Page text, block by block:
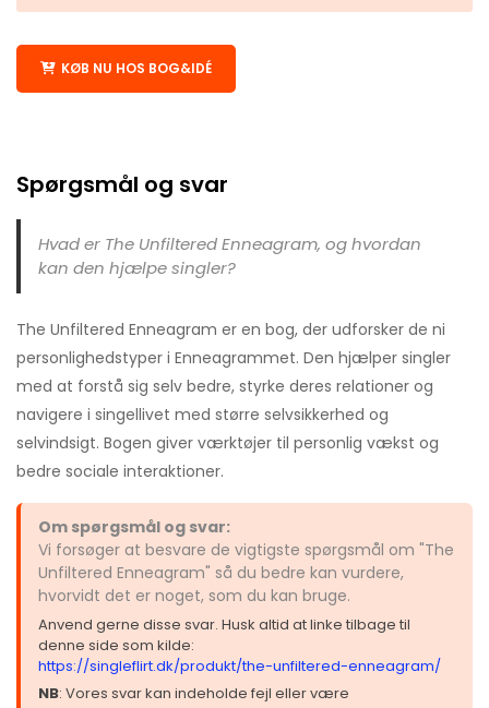
KØB NU HOS BOG&IDÉ
Spørgsmål og svar
Hvad er The Unfiltered Enneagram, og hvordan
kan den hjælpe singler?
The Unfiltered Enneagram er en bog, der udforsker de ni
personlighedstyper i Enneagrammet. Den hjælper singler
med at forstå sig selv bedre, styrke deres relationer og
navigere i singellivet med større selvsikkerhed og
selvindsigt. Bogen giver værktøjer til personlig vækst og
bedre sociale interaktioner.
Om spørgsmål og svar:
Vi forsøger at besvare de vigtigste spørgsmål om "The
Unfiltered Enneagram" så du bedre kan vurdere,
hvorvidt det er noget, som du kan bruge.
Anvend gerne disse svar. Husk altid at linke tilbage til
denne side som kilde:
https://singleflirt.dk/produkt/the-unfiltered-enneagram/
NB: Vores svar kan indeholde fejl eller være